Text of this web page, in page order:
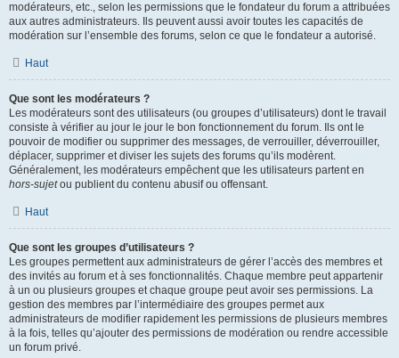
modérateurs, etc., selon les permissions que le fondateur du forum a attribuées
aux autres administrateurs. Ils peuvent aussi avoir toutes les capacités de
modération sur l’ensemble des forums, selon ce que le fondateur a autorisé.
Haut
Que sont les modérateurs ?
Les modérateurs sont des utilisateurs (ou groupes d’utilisateurs) dont le travail
consiste à vérifier au jour le jour le bon fonctionnement du forum. Ils ont le
pouvoir de modifier ou supprimer des messages, de verrouiller, déverrouiller,
déplacer, supprimer et diviser les sujets des forums qu’ils modèrent.
Généralement, les modérateurs empêchent que les utilisateurs partent en
hors-sujetou publient du contenu abusif ou offensant.
Haut
Que sont les groupes d’utilisateurs ?
Les groupes permettent aux administrateurs de gérer l’accès des membres et
des invités au forum et à ses fonctionnalités. Chaque membre peut appartenir
à un ou plusieurs groupes et chaque groupe peut avoir ses permissions. La
gestion des membres par l’intermédiaire des groupes permet aux
administrateurs de modifier rapidement les permissions de plusieurs membres
à la fois, telles qu’ajouter des permissions de modération ou rendre accessible
un forum privé.